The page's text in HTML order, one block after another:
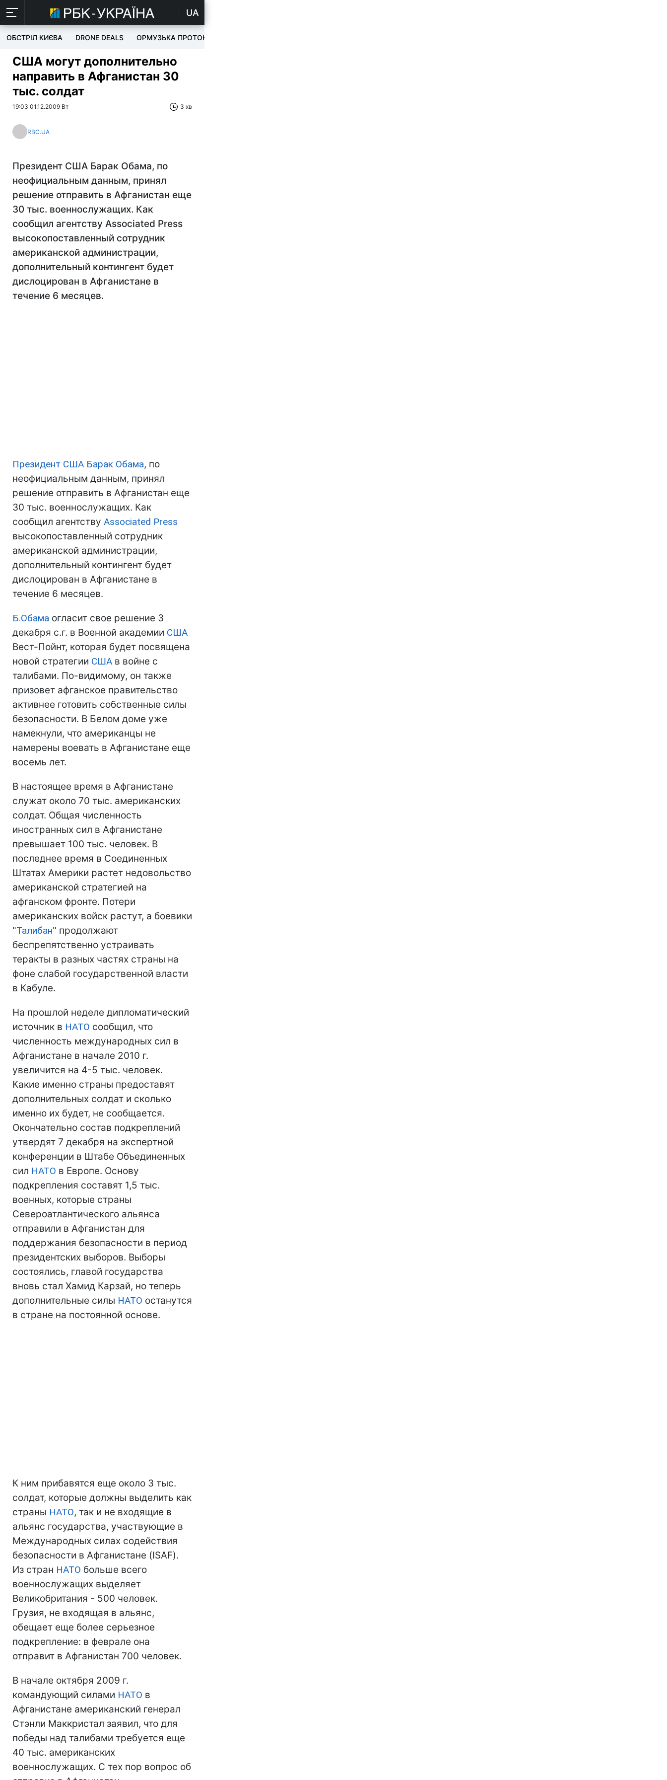
UA
ОБСТРІЛ КИЄВА DRONE DEALS ОРМУЗЬКА ПРОТОКА
США могут дополнительно
направить в Афганистан 30
тыс. солдат
19:03 01.12.2009 Вт 3 хв
RBC.UA
Президент США Барак Обама, по
неофициальным данным, принял
решение отправить в Афганистан еще
30 тыс. военнослужащих. Как
сообщил агентству Associated Press
высокопоставленный сотрудник
американской администрации,
дополнительный контингент будет
дислоцирован в Афганистане в
течение 6 месяцев.
Президент США Барак Обама, по
неофициальным данным, принял
решение отправить в Афганистан еще
30 тыс. военнослужащих. Как
сообщил агентству Associated Press
высокопоставленный сотрудник
американской администрации,
дополнительный контингент будет
дислоцирован в Афганистане в
течение 6 месяцев.
Б.Обама огласит свое решение 3
декабря с.г. в Военной академии США
Вест-Пойнт, которая будет посвящена
новой стратегии США в войне с
талибами. По-видимому, он также
призовет афганское правительство
активнее готовить собственные силы
безопасности. В Белом доме уже
намекнули, что американцы не
намерены воевать в Афганистане еще
восемь лет.
В настоящее время в Афганистане
служат около 70 тыс. американских
солдат. Общая численность
иностранных сил в Афганистане
превышает 100 тыс. человек. В
последнее время в Соединенных
Штатах Америки растет недовольство
американской стратегией на
афганском фронте. Потери
американских войск растут, а боевики
"Талибан" продолжают
беспрепятственно устраивать
теракты в разных частях страны на
фоне слабой государственной власти
в Кабуле.
На прошлой неделе дипломатический
источник в НАТО сообщил, что
численность международных сил в
Афганистане в начале 2010 г.
увеличится на 4-5 тыс. человек.
Какие именно страны предоставят
дополнительных солдат и сколько
именно их будет, не сообщается.
Окончательно состав подкреплений
утвердят 7 декабря на экспертной
конференции в Штабе Объединенных
сил НАТО в Европе. Основу
подкрепления составят 1,5 тыс.
военных, которые страны
Североатлантического альянса
отправили в Афганистан для
поддержания безопасности в период
президентских выборов. Выборы
состоялись, главой государства
вновь стал Хамид Карзай, но теперь
дополнительные силы НАТО останутся
в стране на постоянной основе.
К ним прибавятся еще около 3 тыс.
солдат, которые должны выделить как
страны НАТО, так и не входящие в
альянс государства, участвующие в
Международных силах содействия
безопасности в Афганистане (ISAF).
Из стран НАТО больше всего
военнослужащих выделяет
Великобритания - 500 человек.
Грузия, не входящая в альянс,
обещает еще более серьезное
подкрепление: в феврале она
отправит в Афганистан 700 человек.
В начале октября 2009 г.
командующий силами НАТО в
Афганистане американский генерал
Стэнли Маккристал заявил, что для
победы над талибами требуется еще
40 тыс. американских
военнослужащих. С тех пор вопрос об